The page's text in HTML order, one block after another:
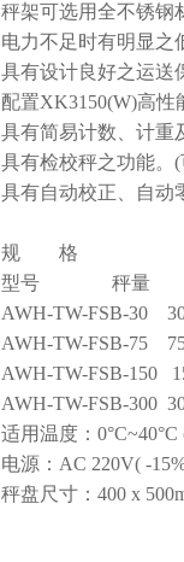
秤架可选用全不锈钢
电力不足时有明显之
具有设计良好之运送
配置XK3150(W)高
具有简易计数、计重
具有检校秤之功能。
具有自动校正、自动
规 格
型号 秤量
AWH-TW-FSB-30
AWH-TW-FSB-75
AWH-TW-FSB-
AWH-TW-FSB-
适用温度：
电源：AC 220V( -
秤盘尺寸：400 x